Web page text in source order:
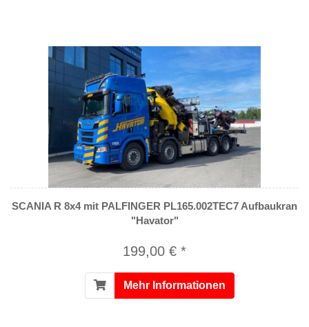
SCANIA R 8x4 mit PALFINGER PL165.002TEC7 Aufbaukran
"Havator"
199,00 € *
Mehr Informationen